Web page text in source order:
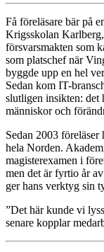
Få föreläsare bär på
Krigsskolan
försvarsmakten som
som platschef när
byggde upp en hel
Sedan kom IT-
slutligen insikten: det
människor och
Sedan 2003
hela Norden.
magisterexamen i
men det är fyrtio år
ger hans verktyg sin
”Det här kunde vi
senare kopplar